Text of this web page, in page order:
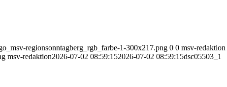
regionsonntagberg_rgb_farbe-1-300x217.png 0 0 msv-redaktion
msv-redaktion2026-07-02 08:59:152026-07-02 08:59:15dsc05503_1